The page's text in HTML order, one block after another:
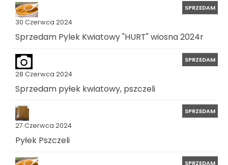
30 Czerwca 2024
SPRZEDAM
Sprzedam Pylek Kwiatowy "HURT" wiosna 2024r
28 Czerwca 2024
SPRZEDAM
Sprzedam pyłek kwiatowy, pszczeli
27 Czerwca 2024
SPRZEDAM
Pyłek Pszczeli
SPRZEDAM